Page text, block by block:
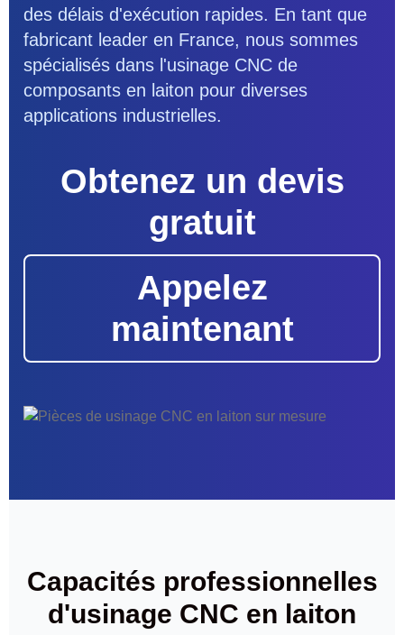
des délais d'exécution rapides. En tant que
fabricant leader en France, nous sommes
spécialisés dans l'usinage CNC de
composants en laiton pour diverses
applications industrielles.
Obtenez un devis
gratuit
Appelez
maintenant
Capacités professionnelles
d'usinage CNC en laiton